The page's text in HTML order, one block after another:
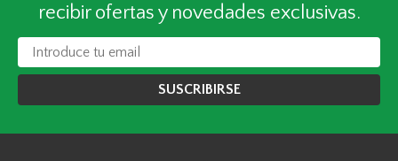
recibir ofertas y novedades exclusivas.
SUSCRIBIRSE